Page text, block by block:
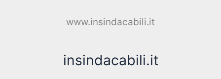
www.insindacabili.it
insindacabili.it